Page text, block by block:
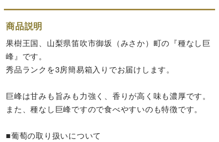
商品説明
果樹王国、山梨県笛吹市御坂（みさか）町の『種なし巨
峰』です。
秀品ランクを3房簡易箱入りでお届けします。
巨峰は甘みも旨みも力強く、香りが高く味も濃厚です。
また、種なし巨峰ですので食べやすいのも特徴です。
■葡萄の取り扱いについて